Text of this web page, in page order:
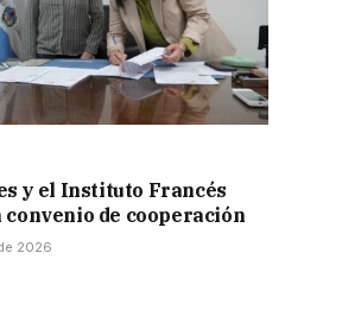
y el Instituto Francés
de cooperación
2026